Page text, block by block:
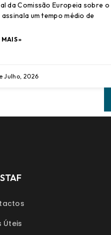
da Comissão Europeia sobre
assinala um tempo médio de
MAIS »
Julho, 2026
Úteis